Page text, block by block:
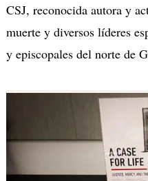
CSJ, reconocida autora y
muerte y diversos líderes
y episcopales del norte de